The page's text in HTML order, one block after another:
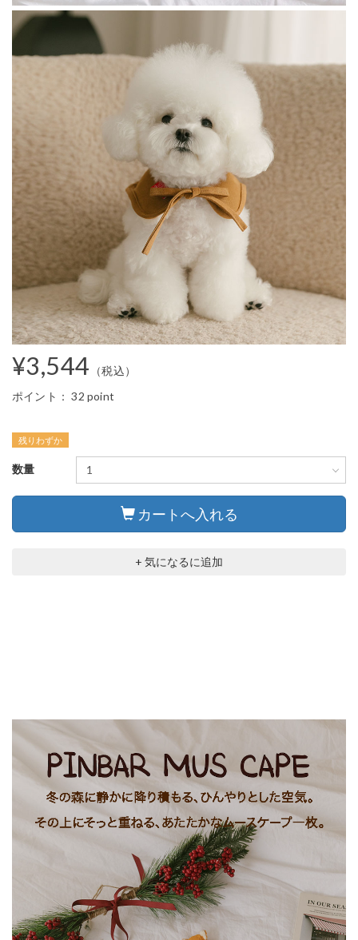
¥3,544 （税込）
ポイント：32 point
残りわずか
数量
カートへ入れる
+ 気になるに追加